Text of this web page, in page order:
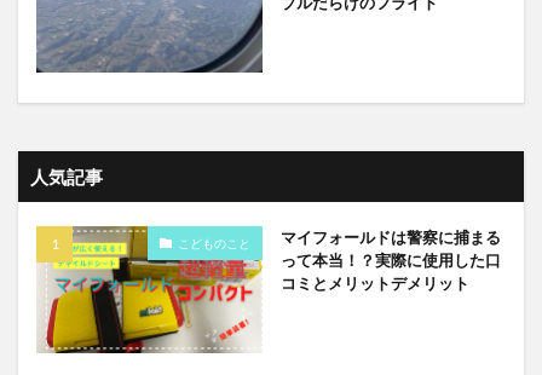
人気記事
こどものこと
マイフォールドは警察に捕まる
って本当！？実際に使用した口
コミとメリットデメリット